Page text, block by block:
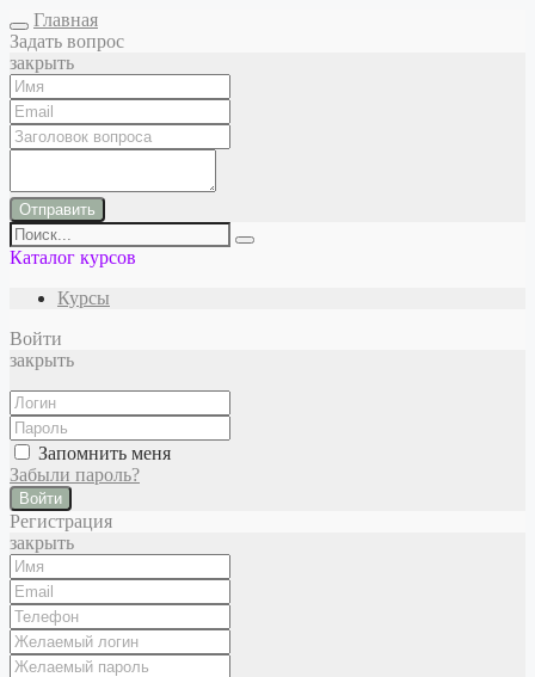
Главная
Задать вопрос
закрыть
Отправить
Каталог курсов
Курсы
Войти
закрыть
Запомнить меня
Забыли пароль?
Войти
Регистрация
закрыть